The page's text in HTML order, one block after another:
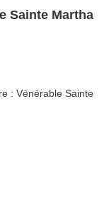
Sainte Martha